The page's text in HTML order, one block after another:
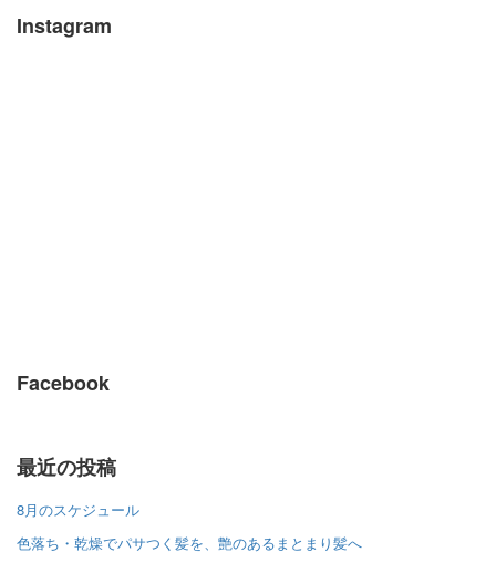
Instagram
Facebook
最近の投稿
8月のスケジュール
色落ち・乾燥でパサつく髪を、艶のあるまとまり髪へ